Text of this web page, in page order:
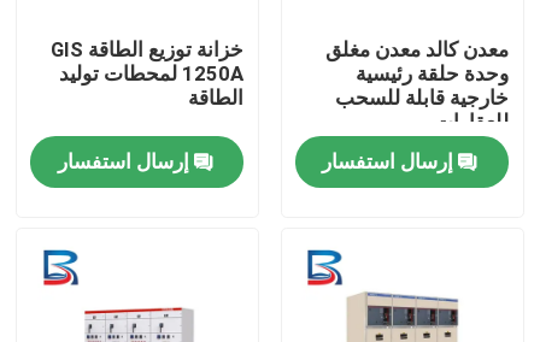
أخبار
جميع القضايا
المفاتيح الكهربائية ذات الجهد العالي
معدن كالد معدن مغلق
وحدة حلقة رئيسية
خارجية قابلة للسحب
للعقارات
إرسال استفسار
خزانة توزيع الطاقة GIS
1250A لمحطات توليد
الطاقة
إرسال استفسار